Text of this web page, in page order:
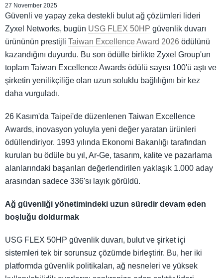
27 November 2025
Güvenli ve yapay zeka destekli bulut ağ çözümleri lideri
Zyxel Networks, bugün USG FLEX 50HP güvenlik duvarı
ürününün prestijli Taiwan Excellence Award 2026 ödülünü
kazandığını duyurdu. Bu son ödülle birlikte Zyxel Group'un
toplam Taiwan Excellence Awards ödülü sayısı 100'ü aştı ve
şirketin yenilikçiliğe olan uzun soluklu bağlılığını bir kez
daha vurguladı.
26 Kasım'da Taipei'de düzenlenen Taiwan Excellence
Awards, inovasyon yoluyla yeni değer yaratan ürünleri
ödüllendiriyor. 1993 yılında Ekonomi Bakanlığı tarafından
kurulan bu ödüle bu yıl, Ar-Ge, tasarım, kalite ve pazarlama
alanlarındaki başarıları değerlendirilen yaklaşık 1.000 aday
arasından sadece 336'sı layık görüldü.
Ağ güvenliği yönetimindeki uzun süredir devam eden
boşluğu doldurmak
USG FLEX 50HP güvenlik duvarı, bulut ve şirket içi
sistemleri tek bir sorunsuz çözümde birleştirir. Bu, her iki
platformda güvenlik politikaları, ağ nesneleri ve yüksek